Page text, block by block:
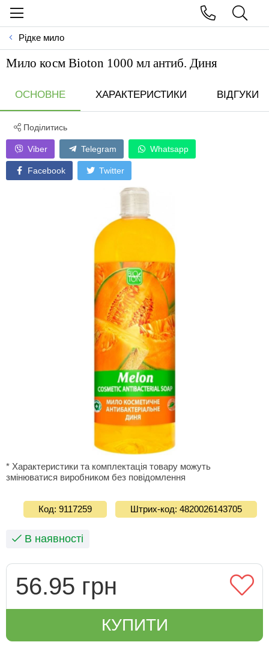
Рідке мило
Мило косм Bioton 1000 мл антиб. Диня
ОСНОВНЕ ХАРАКТЕРИСТИКИ ВІДГУКИ
Поділитись
Viber Telegram Whatsapp
Facebook Twitter
* Характеристики та комплектація товару можуть
змінюватися виробником без повідомлення
Код: 9117259 Штрих-код: 4820026143705
В наявності
56.95 грн
КУПИТИ